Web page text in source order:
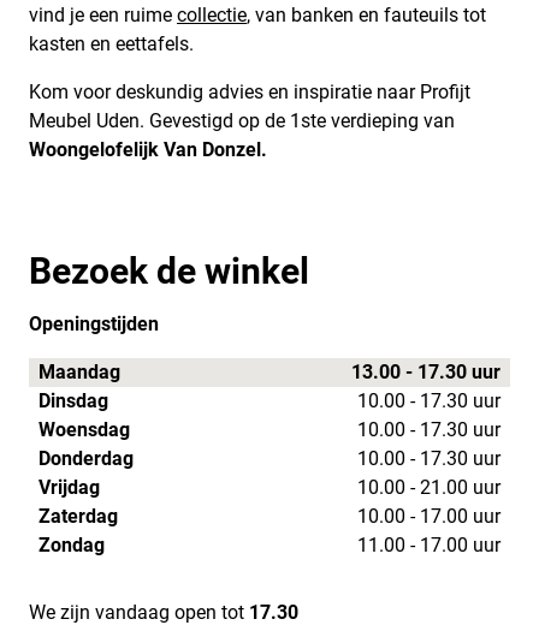
vind je een ruime collectie, van banken en fauteuils tot
kasten en eettafels.
Kom voor deskundig advies en inspiratie naar Profijt
Meubel Uden. Gevestigd op de 1ste verdieping van
Woongelofelijk Van Donzel.
Bezoek de winkel
Openingstijden
Maandag
13.00 - 17.30 uur
Dinsdag
10.00 - 17.30 uur
Woensdag
10.00 - 17.30 uur
Donderdag
10.00 - 17.30 uur
Vrijdag
10.00 - 21.00 uur
Zaterdag
10.00 - 17.00 uur
Zondag
11.00 - 17.00 uur
We zijn vandaag open tot 17.30